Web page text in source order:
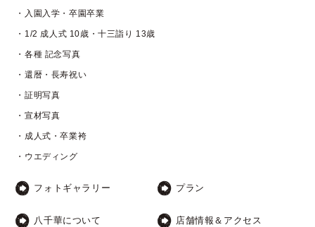
・入園入学・卒園卒業
・1/2 成人式 10歳・十三詣り 13歳
・各種 記念写真
・還暦・長寿祝い
・証明写真
・宣材写真
・成人式・卒業袴
・ウエディング
フォトギャラリー プラン
八千華について 店舗情報＆アクセス